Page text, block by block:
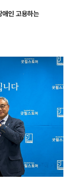
인 고용하는